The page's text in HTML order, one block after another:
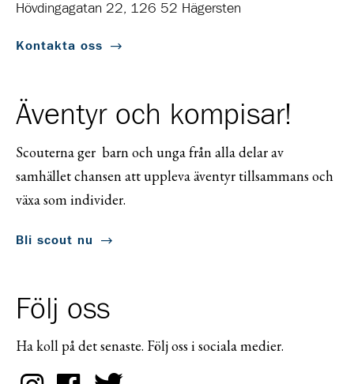
Hövdingagatan 22, 126 52 Hägersten
Kontakta oss
Äventyr och kompisar!
Scouterna ger barn och unga från alla delar av
samhället chansen att uppleva äventyr tillsammans och
växa som individer.
Bli scout nu
Följ oss
Ha koll på det senaste. Följ oss i sociala medier.